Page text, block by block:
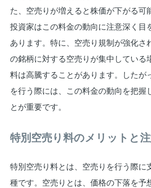
た、空売りが増えると株価が下がる可
投資家はこの料金の動向に注意深く目
あります。特に、空売り規制が強化さ
の銘柄に対する空売りが集中している
料は高騰することがあります。したが
を行う際には、この料金の動向を把握
とが重要です。
特別空売り料のメリットと
特別空売り料とは、空売りを行う際に
種です。空売りとは、価格の下落を予